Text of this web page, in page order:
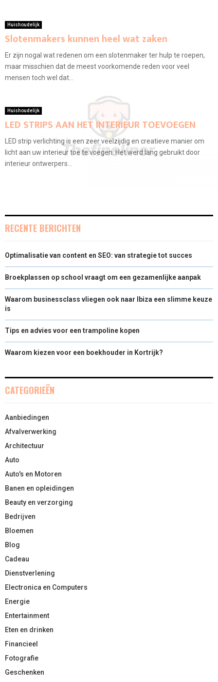
Huishoudelijk
Slotenmakers kunnen heel wat zaken
Er zijn nogal wat redenen om een slotenmaker ter hulp te roepen,
maar misschien dat de meest voorkomende reden voor veel
mensen toch wel dat...
Huishoudelijk
LED STRIPS AAN HET INTERIEUR TOEVOEGEN
LED strip verlichting is een zeer veelzijdig en creatieve manier om
licht aan uw interieur toe te voegen. Het werd lang gebruikt door
interieur ontwerpers...
RECENTE BERICHTEN
Optimalisatie van content en SEO: van strategie tot succes
Broekplassen op school vraagt om een gezamenlijke aanpak
Waarom businessclass vliegen ook naar Ibiza een slimme keuze
is
Tips en advies voor een trampoline kopen
Waarom kiezen voor een boekhouder in Kortrijk?
CATEGORIEËN
Aanbiedingen
Afvalverwerking
Architectuur
Auto
Auto's en Motoren
Banen en opleidingen
Beauty en verzorging
Bedrijven
Bloemen
Blog
Cadeau
Dienstverlening
Electronica en Computers
Energie
Entertainment
Eten en drinken
Financieel
Fotografie
Geschenken